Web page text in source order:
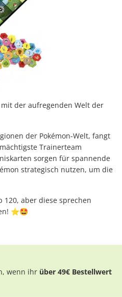
der aufregenden Welt der
der Pokémon-Welt, fangt
Trainerteam
sorgen für spannende
strategisch nutzen, um die
aber diese sprechen
⭐️🤩
wenn ihr über 49€ Bestellwert